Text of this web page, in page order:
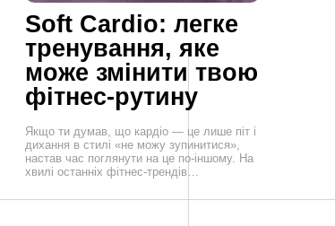
Soft Cardio: легке
тренування, яке
може змінити твою
фітнес-рутину
Якщо ти думав, що кардіо — це лише піт і
дихання в стилі «не можу зупинитися»,
настав час поглянути на це по-іншому. На
хвилі останніх фітнес-трендів…